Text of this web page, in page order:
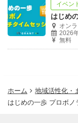
イベン
オン
2026
無料
ホーム
地域活性化・
はじめの一歩 プロボノ